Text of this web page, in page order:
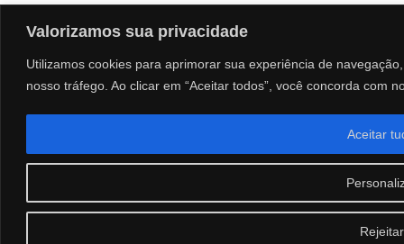
Valorizamos sua privacidade
Utilizamos cookies para aprimorar sua experiência de
nosso tráfego. Ao clicar em “Aceitar todos”, você concorda com
Rejeitar
Aceitar